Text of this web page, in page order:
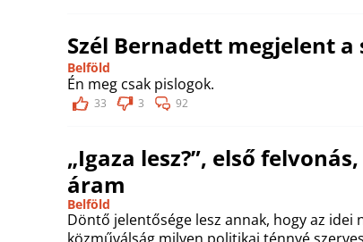
Szél Bernadett megjelent a
Belföld
Én meg csak pislogok.
33 3 92
„Igaza lesz?”, első
áram
Belföld
Döntő jelentősége lesz annak, hogy az